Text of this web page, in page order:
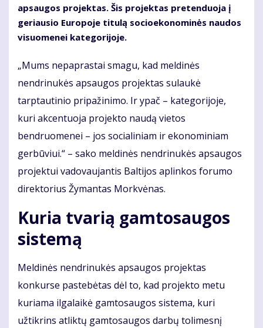
apsaugos projektas. Šis projektas pretenduoja į
geriausio Europoje titulą socioekonominės naudos
visuomenei kategorijoje.
„Mums nepaprastai smagu, kad meldinės
nendrinukės apsaugos projektas sulaukė
tarptautinio pripažinimo. Ir ypač – kategorijoje,
kuri akcentuoja projekto naudą vietos
bendruomenei – jos socialiniam ir ekonominiam
gerbūviui.“ – sako meldinės nendrinukės apsaugos
projektui vadovaujantis Baltijos aplinkos forumo
direktorius Žymantas Morkvėnas.
Kuria tvarią gamtosaugos
sistemą
Meldinės nendrinukės apsaugos projektas
konkurse pastebėtas dėl to, kad projekto metu
kuriama ilgalaikė gamtosaugos sistema, kuri
užtikrins atliktų gamtosaugos darbų tolimesnį